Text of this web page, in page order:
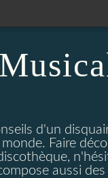
d'un
monde. Faire
aussi